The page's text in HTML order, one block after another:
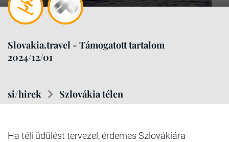
Slovakia.travel - Támogatott tartalom
2024/12/01
si/hirek Szlovákia télen
Ha téli üdülést tervezel, érdemes Szlovákiára